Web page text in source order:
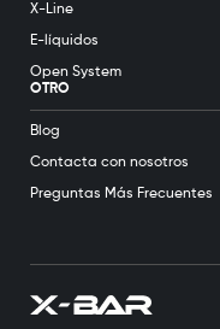
X-Line
E-líquidos
Open System
OTRO
Blog
Contacta con nosotros
Preguntas Más Frecuentes